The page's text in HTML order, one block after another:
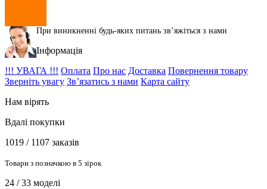
При виникненні будь-яких питань звʼяжіться з нами
Інформація
!!! УВАГА !!! Оплата Про нас Доставка Повернення товару
Зверніть увагу Зв’язатись з нами Карта сайту
Нам вірять
Вдалі покупки
1019 / 1107 заказів
Товари з позначкою в 5 зірок
24 / 33 моделі